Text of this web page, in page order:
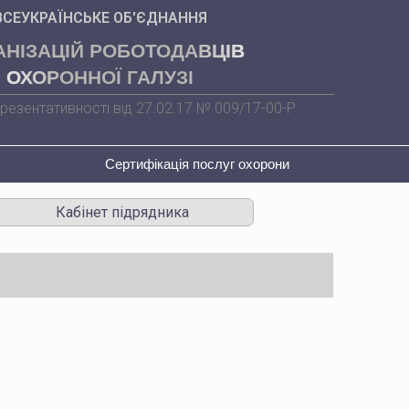
ОБ'ЄДНАННЯ
РОБОТОДАВЦІВ
ОХОРОННОЇ ГАЛУЗІ
від 27.02.17 № 009/17-00-Р
Сертифікація послуг охорони
Кабінет підрядника